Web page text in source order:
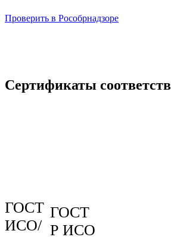
Проверить в Рособрнадзоре
Сертификаты
ГОСТ
ИСО/
ГОСТ
Р ИСО